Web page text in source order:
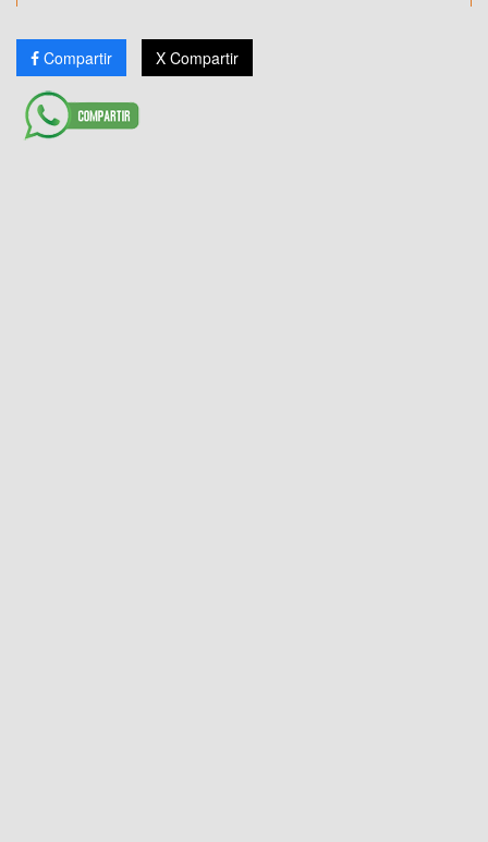
Compartir X Compartir